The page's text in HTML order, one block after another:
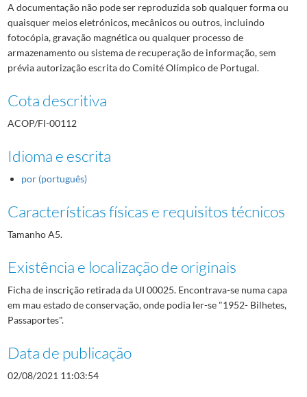
A documentação não pode ser reproduzida sob qualquer forma ou
quaisquer meios eletrónicos, mecânicos ou outros, incluindo
fotocópia, gravação magnética ou qualquer processo de
armazenamento ou sistema de recuperação de informação, sem
prévia autorização escrita do Comité Olímpico de Portugal.
Cota descritiva
ACOP/FI-00112
Idioma e escrita
por (português)
Características físicas e requisitos técnicos
Tamanho A5.
Existência e localização de originais
Ficha de inscrição retirada da UI 00025. Encontrava-se numa capa
em mau estado de conservação, onde podia ler-se "1952- Bilhetes,
Passaportes".
Data de publicação
02/08/2021 11:03:54